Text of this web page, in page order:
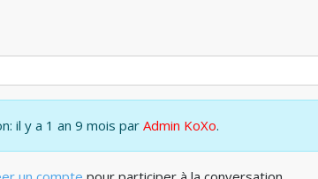
il y a 1 an 9 mois par Admin KoXo.